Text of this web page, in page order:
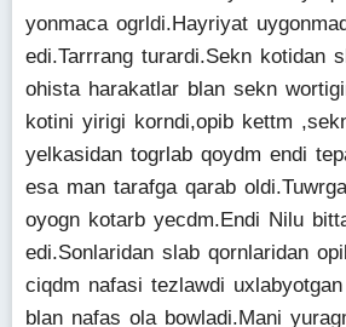
yonmaca ogrldi.Hayriyat
edi.Tarrrang turardi.Sekn kotidan
ohista harakatlar blan sekn
kotini yirigi korndi,opib kettm
yelkasidan togrlab qoydm endi
esa man tarafga qarab
oyogn kotarb yecdm.Endi Nilu
edi.Sonlaridan slab qornlaridan
ciqdm nafasi tezlawdi
blan nafas ola bowladi.Mani